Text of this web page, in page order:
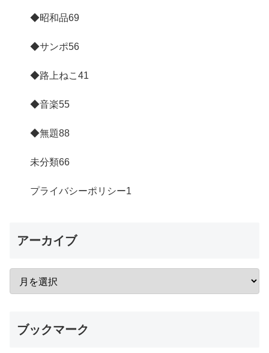
◆昭和品69
◆サンポ56
◆路上ねこ 41
◆音楽55
◆無題88
未分類66
プライバシーポリシー1
アーカイブ
ブックマーク